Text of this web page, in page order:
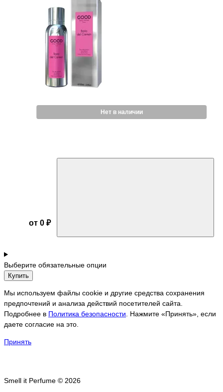
Нет в наличии
от 0 ₽
Выберите обязательные опции
Купить
Мы используем файлы cookie и другие средства сохранения
предпочтений и анализа действий посетителей сайта.
Подробнее в Политика безопасности . Нажмите «Принять», если
даете согласие на это.
Принять
Smell it Perfume © 2026